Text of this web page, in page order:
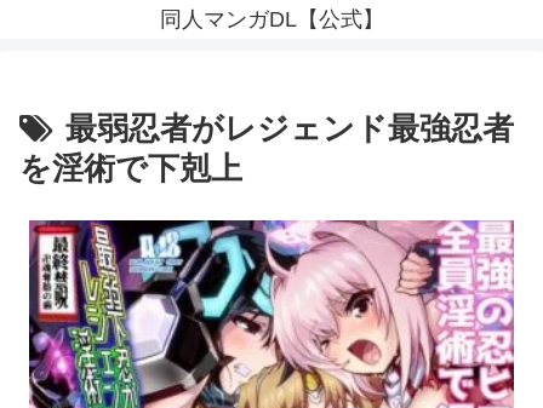
同人マンガDL【公式】
最弱忍者がレジェンド最強忍者
を淫術で下剋上